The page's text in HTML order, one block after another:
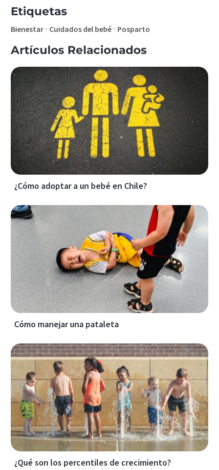
Etiquetas
Bienestar · Cuidados del bebé · Posparto
Artículos Relacionados
¿Cómo adoptar a un bebé en Chile?
Cómo manejar una pataleta
¿Qué son los percentiles de crecimiento?